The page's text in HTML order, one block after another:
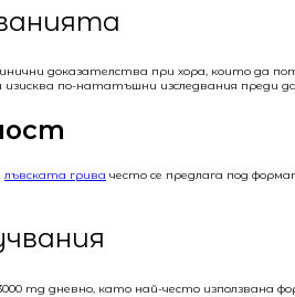
доказателства при хора, които да
по-нататъшни изследвания преди
лъвската грива често се предлага под
mg дневно, като най-често